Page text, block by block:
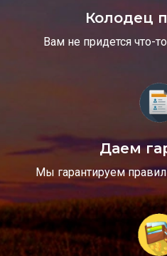
Колодец
Вам не придется что-
Даем
Мы гарантируем